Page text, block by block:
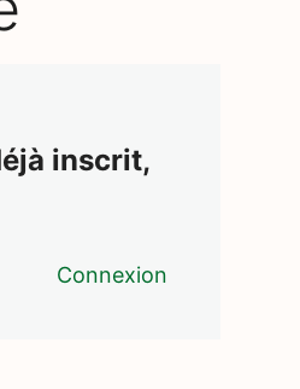
inscrit,
Connexion